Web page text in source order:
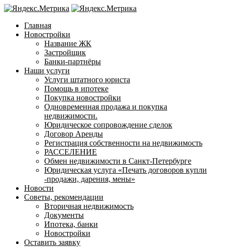
Главная
Новостройки
Название ЖК
Застройщик
Банки-партнёры
Наши услуги
Услуги штатного юриста
Помощь в ипотеке
Покупка новостройки
Одновременная продажа и покупка
недвижимости.
Юридическое сопровождение сделок
Договор Аренды
Регистрация собственности на недвижимость
РАССЕЛЕНИЕ
Обмен недвижимости в Санкт-Петербурге
Юридическая услуга «Печать договоров купли
-продажи, дарения, мены»
Новости
Советы, рекомендации
Вторичная недвижимость
Документы
Ипотека, банки
Новостройки
Оставить заявку